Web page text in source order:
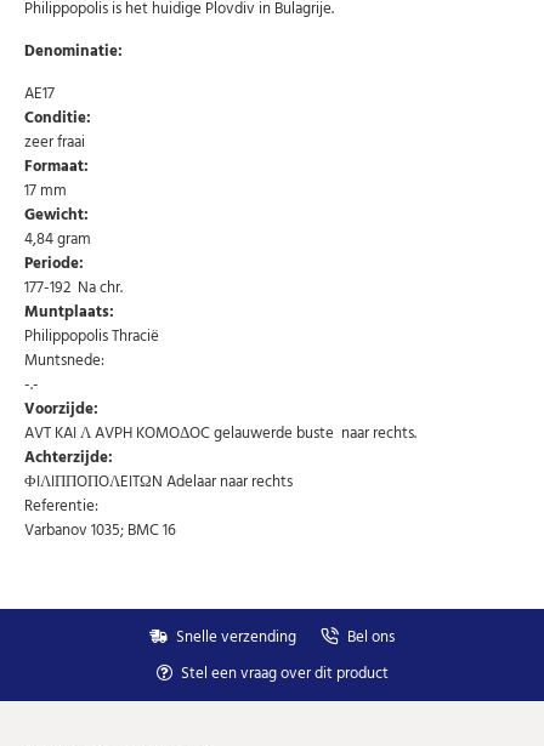
Schrijf u in voor onze gratis nieuwsbrief en ontvang
email
Niet meer opnieuw tonen.
Philippopolis is het huidige Plovdiv in Bulagrije.
Denominatie:
AE17
Conditie:
zeer fraai
Formaat:
17 mm
Gewicht:
4,84 gram
Periode:
177-192 Na chr.
Muntplaats:
Philippopolis Thracië
Muntsnede:
-.-
Voorzijde:
AVT KAI Λ AVPH KOMOΔOC gelauwerde buste naar rechts.
Achterzijde:
ΦIΛIΠΠOΠOΛEITΩN Adelaar naar rechts
Referentie:
Varbanov 1035; BMC 16
Snelle verzending
Bel ons
Stel een vraag over dit product